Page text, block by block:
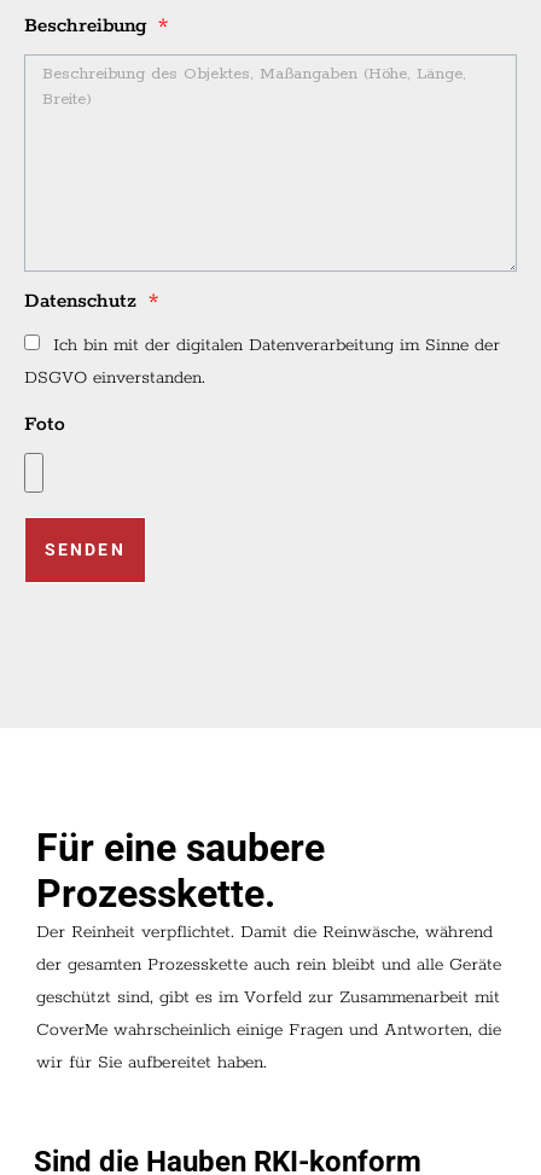
Beschreibung
Datenschutz
Ich bin mit der digitalen Datenverarbeitung im Sinne der
DSGVO einverstanden.
Foto
SENDEN
Für eine saubere
Prozesskette.
Der Reinheit verpflichtet. Damit die Reinwäsche, während
der gesamten Prozesskette auch rein bleibt und alle Geräte
geschützt sind, gibt es im Vorfeld zur Zusammenarbeit mit
CoverMe wahrscheinlich einige Fragen und Antworten, die
wir für Sie aufbereitet haben.
Sind die Hauben RKI-konform